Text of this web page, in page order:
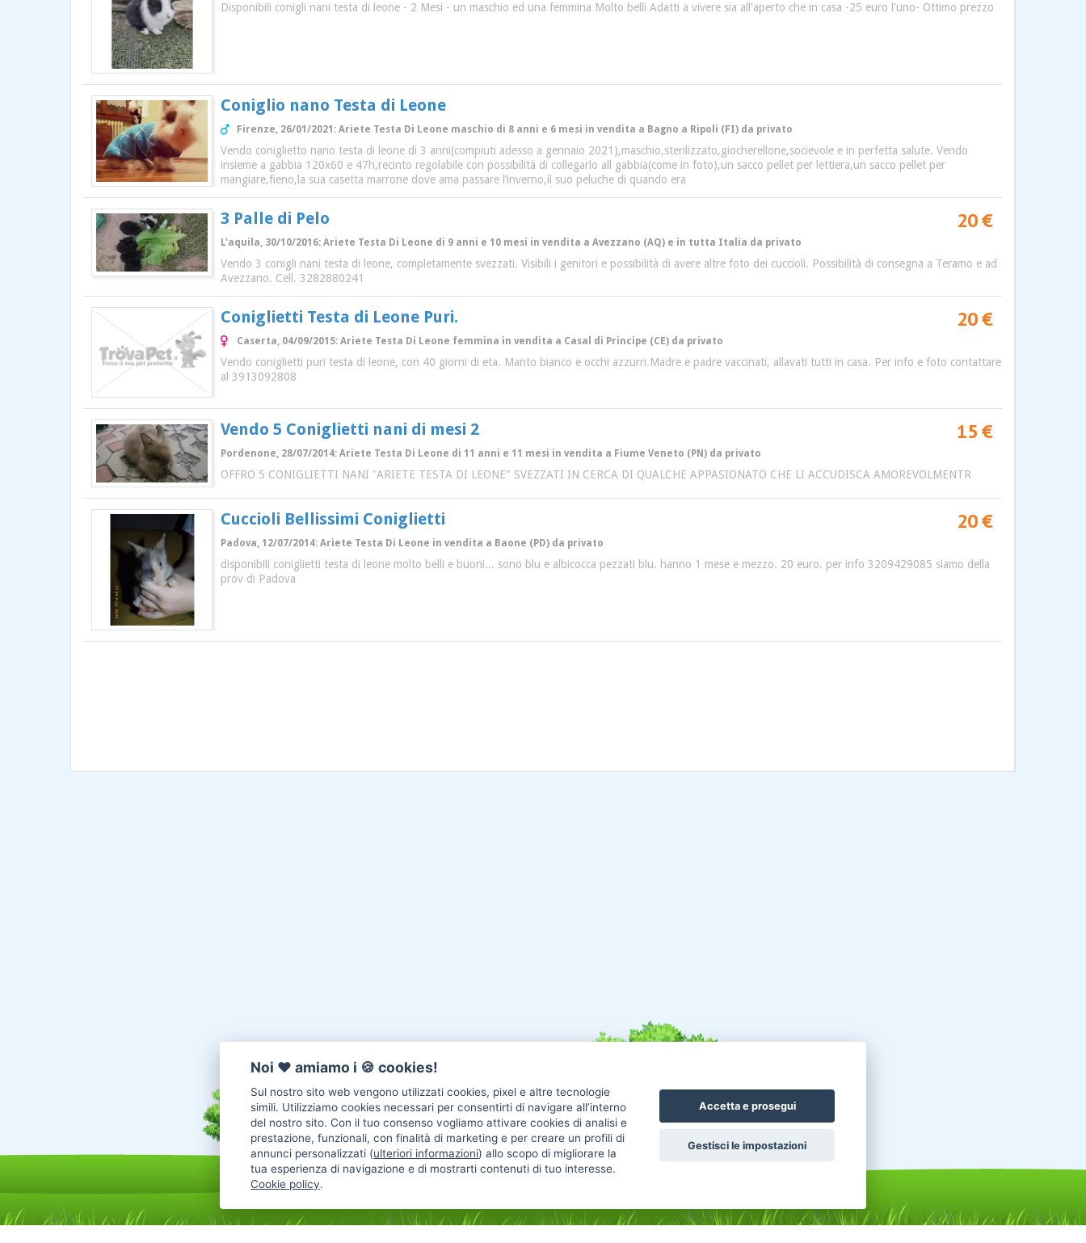
Disponibili conigli nani testa di leone - 2 Mesi - un maschio ed una femmina Molto belli Adatti a vivere sia all'aperto che in casa -25 euro l'uno- Ottimo prezzo
Coniglio nano Testa di Leone
Firenze, 26/01/2021: Ariete Testa Di Leone maschio di 8 anni e 6 mesi in vendita a Bagno a Ripoli (FI) da privato
Vendo coniglietto nano testa di leone di 3 anni(compiuti adesso a gennaio 2021),maschio,sterilizzato,giocherellone,socievole e in perfetta salute. Vendo
insieme a gabbia 120x60 e 47h,recinto regolabile con possibilità di collegarlo all gabbia(come in foto),un sacco pellet per lettiera,un sacco pellet per
mangiare,fieno,la sua casetta marrone dove ama passare l’inverno,il suo peluche di quando era
3 Palle di Pelo 20 €
L'aquila, 30/10/2016: Ariete Testa Di Leone di 9 anni e 10 mesi in vendita a Avezzano (AQ) e in tutta Italia da privato
Vendo 3 conigli nani testa di leone, completamente svezzati. Visibili i genitori e possibilità di avere altre foto dei cuccioli. Possibilità di consegna a Teramo e ad
Avezzano. Cell. 3282880241
Coniglietti Testa di Leone Puri. 20 €
Caserta, 04/09/2015: Ariete Testa Di Leone femmina in vendita a Casal di Principe (CE) da privato
Vendo coniglietti puri testa di leone, con 40 giorni di eta. Manto bianco e occhi azzurri.Madre e padre vaccinati, allavati tutti in casa. Per info e foto contattare
al 3913092808
Vendo 5 Coniglietti nani di mesi 2 15 €
Pordenone, 28/07/2014: Ariete Testa Di Leone di 11 anni e 11 mesi in vendita a Fiume Veneto (PN) da privato
OFFRO 5 CONIGLIETTI NANI "ARIETE TESTA DI LEONE" SVEZZATI IN CERCA DI QUALCHE APPASIONATO CHE LI ACCUDISCA AMOREVOLMENTR
Cuccioli Bellissimi Coniglietti 20 €
Padova, 12/07/2014: Ariete Testa Di Leone in vendita a Baone (PD) da privato
disponibili coniglietti testa di leone molto belli e buoni... sono blu e albicocca pezzati blu. hanno 1 mese e mezzo. 20 euro. per info 3209429085 siamo della
prov di Padova
Noi ♥️ amiamo i 🍪 cookies!
Sul nostro sito web vengono utilizzati cookies, pixel e altre tecnologie
simili. Utilizziamo cookies necessari per consentirti di navigare all’interno
del nostro sito. Con il tuo consenso vogliamo attivare cookies di analisi e
prestazione, funzionali, con finalità di marketing e per creare un profili di
annunci personalizzati (ulteriori informazioni) allo scopo di migliorare la
tua esperienza di navigazione e di mostrarti contenuti di tuo interesse.
Cookie policy.
Accetta e prosegui
Gestisci le impostazioni